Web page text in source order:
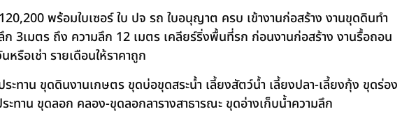
พร้อมใบเซอร์ ใบ ปจ รถ ใบอนุญาต ครบ เข้างานก่อสร้าง งานขุดดินทำ
ก 3เมตร ถึง ความลึก 12 เมตร เคลียร์ริ่งพื้นที่รก ก่อนงานก่อสร้าง งานรื้อถอน
รือเช่า รายเดือนให้ราคาถูก
ะทาน ขุดดินงานเกษตร ขุดบ่อขุดสระน้ำ เลี้ยงสัตว์น้ำ เลี้ยงปลา-เลี้ยงกุ้ง ขุดร่อง
ทาน ขุดลอก คลอง-ขุดลอกลารางสาธารณะ ขุดอ่างเก็บน้ำความลึก